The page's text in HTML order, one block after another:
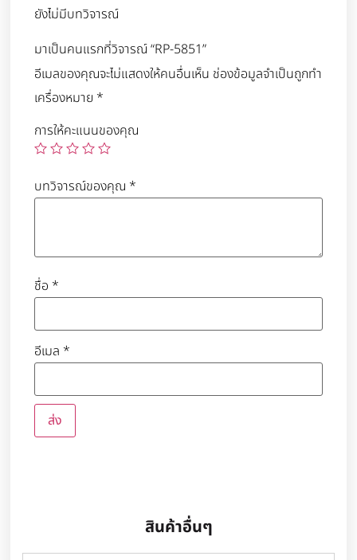
ยังไม่มีบทวิจารณ์
มาเป็นคนแรกที่วิจารณ์ “RP-5851”
อีเมลของคุณจะไม่แสดงให้คนอื่นเห็น ช่องข้อมูลจำเป็นถูกทำ
เครื่องหมาย *
การให้คะแนนของคุณ
บทวิจารณ์ของคุณ *
ชื่อ *
อีเมล *
สินค้าอื่นๆ